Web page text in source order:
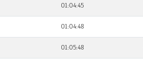
01:04:45
01:04:48
01:05:48